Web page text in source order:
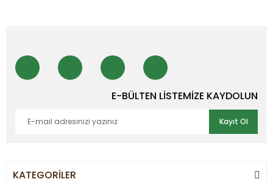
E-BÜLTEN LİSTEMİZE KAYDOLUN
Kayıt Ol
KATEGORİLER